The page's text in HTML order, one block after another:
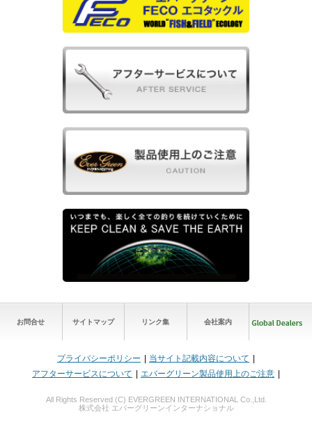
お問合せ サイトマップ リンク集 会社案内
プライバシーポリシー
当サイト記載内容について
アフターサービスについて
エバーグリーン製品使用上のご注意
All Rights Reserved (C) EVERGREEN INTERNATIONAL Co.,Ltd.
株式会社 エバーグリーンインターナショナル